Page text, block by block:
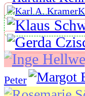
Peter